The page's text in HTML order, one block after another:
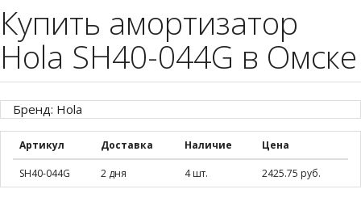
Купить амортизатор
Hola SH40-044G в Омске
Бренд: Hola
Артикул Доставка Наличие Цена
SH40-044G 2 дня 4 шт. 2425.75 руб.